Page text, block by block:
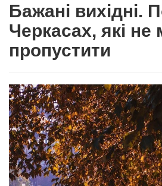
Бажані вихідні.
Черкасах, які не
пропустити